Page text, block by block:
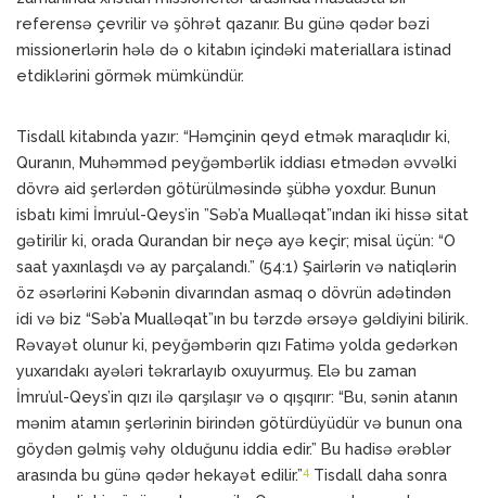
referensə çevrilir və şöhrət qazanır. Bu günə qədər bəzi
missionerlərin hələ də o kitabın içindəki materiallara istinad
etdiklərini görmək mümkündür.
Tisdall kitabında yazır: “Həmçinin qeyd etmək maraqlıdır ki,
Quranın, Muhəmməd peyğəmbərlik iddiası etmədən əvvəlki
dövrə aid şerlərdən götürülməsində şübhə yoxdur. Bunun
isbatı kimi İmru’ul-Qeys’in ”Səb’a Mualləqat”ından iki hissə sitat
gətirilir ki, orada Qurandan bir neçə ayə keçir; misal üçün: “O
saat yaxınlaşdı və ay parçalandı.” (54:1) Şairlərin və natiqlərin
öz əsərlərini Kəbənin divarından asmaq o dövrün adətindən
idi və biz “Səb’a Mualləqat”ın bu tərzdə ərsəyə gəldiyini bilirik.
Rəvayət olunur ki, peyğəmbərin qızı Fatimə yolda gedərkən
yuxarıdakı ayələri təkrarlayıb oxuyurmuş. Elə bu zaman
İmru’ul-Qeys’in qızı ilə qarşılaşır və o qışqırır: “Bu, sənin atanın
mənim atamın şerlərinin birindən götürdüyüdür və bunun ona
göydən gəlmiş vəhy olduğunu iddia edir.” Bu hadisə ərəblər
arasında bu günə qədər hekayət edilir.”4 Tisdall daha sonra